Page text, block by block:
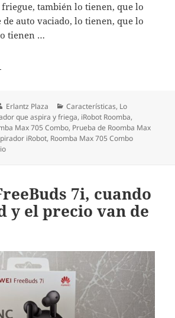
friegue, también lo tienen, que lo
de auto vaciado, lo tienen, que lo
tienen …
lo último de iRobot, el nuevo
Autor
Erlantz Plaza Categorías
Características, Lo
que aspira y friega, iRobot Roomba,
Max 705 Combo, Prueba de Roomba Max
iRobot, Roomba Max 705 Combo
en Probamos lo último de iRobot, el nuevo
7i, cuando
y el precio van de